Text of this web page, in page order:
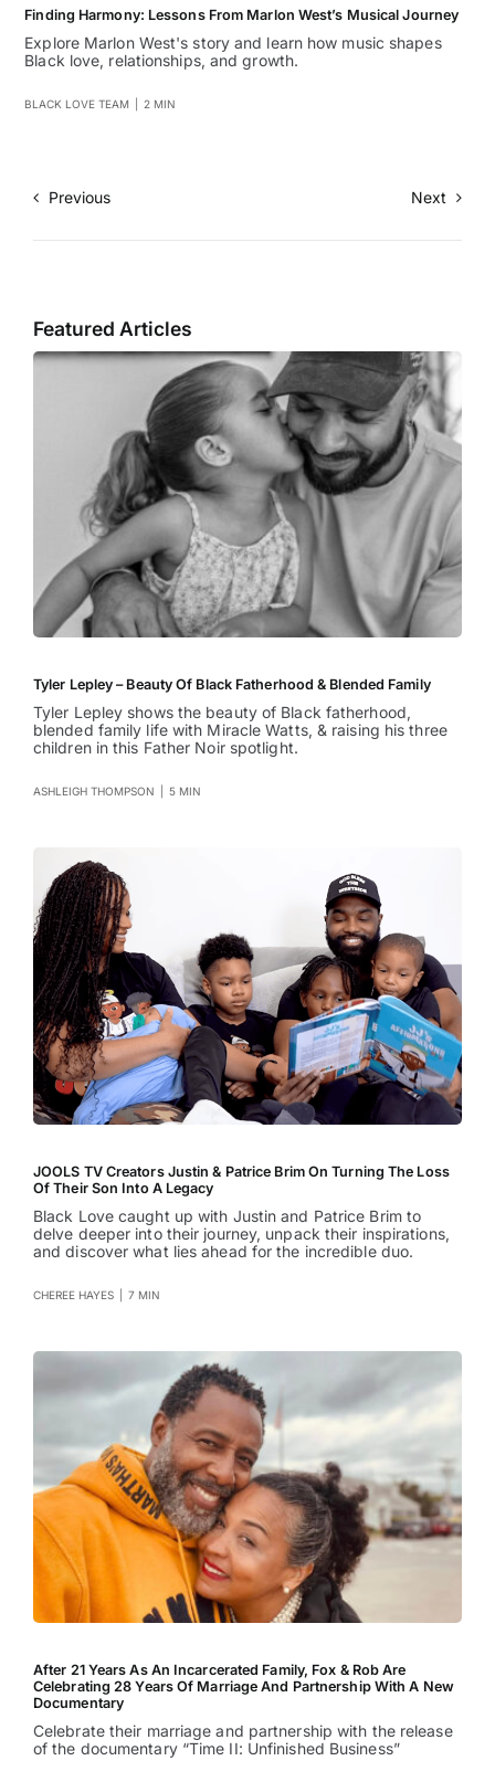
Finding Harmony: Lessons From Marlon West’s Musical Journey
Explore Marlon West's story and learn how music shapes
Black love, relationships, and growth.
BLACK LOVE TEAM 2 MIN
Previous Next
Featured Articles
Tyler Lepley – Beauty Of Black Fatherhood & Blended Family
Tyler Lepley shows the beauty of Black fatherhood,
blended family life with Miracle Watts, & raising his three
children in this Father Noir spotlight.
ASHLEIGH THOMPSON 5 MIN
JOOLS TV Creators Justin & Patrice Brim On Turning The Loss
Of Their Son Into A Legacy
Black Love caught up with Justin and Patrice Brim to
delve deeper into their journey, unpack their inspirations,
and discover what lies ahead for the incredible duo.
CHEREE HAYES 7 MIN
After 21 Years As An Incarcerated Family, Fox & Rob Are
Celebrating 28 Years Of Marriage And Partnership With A New
Documentary
Celebrate their marriage and partnership with the release
of the documentary “Time II: Unfinished Business”